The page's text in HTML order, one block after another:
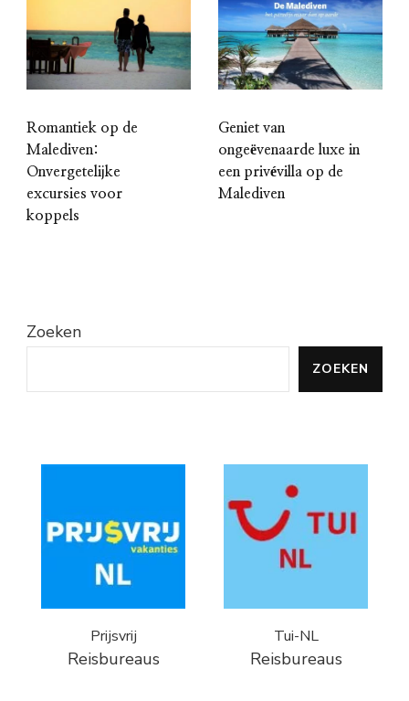
Romantiek op de
Malediven:
Onvergetelijke
excursies voor
koppels
Geniet van
ongeëvenaarde luxe in
een privévilla op de
Malediven
Zoeken
ZOEKEN
Prijsvrij
Reisbureaus
Tui-NL
Reisbureaus